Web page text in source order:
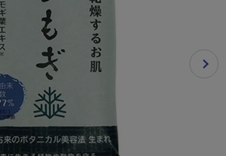
/ ブランド一覧